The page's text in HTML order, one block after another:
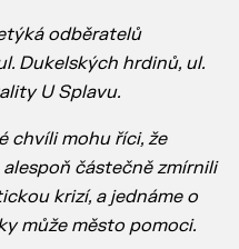
odběratelů
Dukelských hrdinů, ul.
U Splavu.
chvíli mohu říci, že
částečně zmírnili
krizí, a jednáme o
může město pomoci.